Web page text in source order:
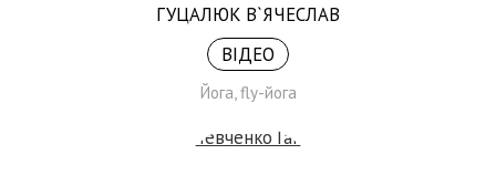
ГУЦАЛЮК В`ЯЧЕСЛАВ
ВІДЕО
Йога, fly-йога